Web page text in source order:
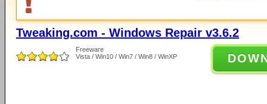
Tweaking.com - Windows Repair v3.6.2
Freeware
Vista / Win10 / Win7 / Win8 / WinXP